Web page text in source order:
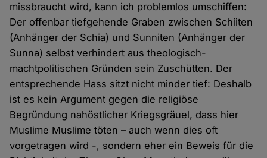
missbraucht wird, kann ich problemlos umschiffen:
Der offenbar tiefgehende Graben zwischen Schiiten
(Anhänger der Schia) und Sunniten (Anhänger der
Sunna) selbst verhindert aus theologisch-
machtpolitischen Gründen sein Zuschütten. Der
entsprechende Hass sitzt nicht minder tief: Deshalb
ist es kein Argument gegen die religiöse
Begründung nahöstlicher Kriegsgräuel, dass hier
Muslime Muslime töten – auch wenn dies oft
vorgetragen wird -, sondern eher ein Beweis für die